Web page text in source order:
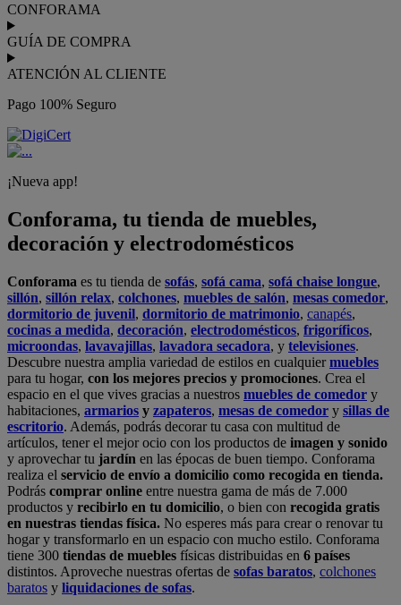
CONFORAMA
GUÍA DE COMPRA
ATENCIÓN AL CLIENTE
Pago 100% Seguro
¡Nueva app!
Conforama, tu tienda de muebles,
decoración y electrodomésticos
Conforama es tu tienda de sofás, sofá cama, sofá chaise longue,
sillón, sillón relax, colchones, muebles de salón, mesas comedor,
dormitorio de juvenil, dormitorio de matrimonio, canapés,
cocinas a medida, decoración, electrodomésticos, frigoríficos,
microondas, lavavajillas, lavadora secadora, y televisiones.
Descubre nuestra amplia variedad de estilos en cualquiermuebles
para tu hogar, con los mejores precios y promociones. Crea el
espacio en el que vives gracias a nuestros muebles de comedor y
habitaciones, armarios y zapateros, mesas de comedor y sillas de
escritorio. Además, podrás decorar tu casa con multitud de
artículos, tener el mejor ocio con los productos de imagen y sonido
y aprovechar tu jardín en las épocas de buen tiempo. Conforama
realiza el servicio de envío a domicilio como recogida en tienda.
Podrás comprar online entre nuestra gama de más de 7.000
productos y recibirlo en tu domicilio, o bien con recogida gratis
en nuestras tiendas física. No esperes más para crear o renovar tu
hogar y transformarlo en un espacio con mucho estilo. Conforama
tiene 300 tiendas de muebles físicas distribuidas en 6 países
distintos. Aproveche nuestras ofertas de sofas baratos, colchones
baratos y liquidaciones de sofas.